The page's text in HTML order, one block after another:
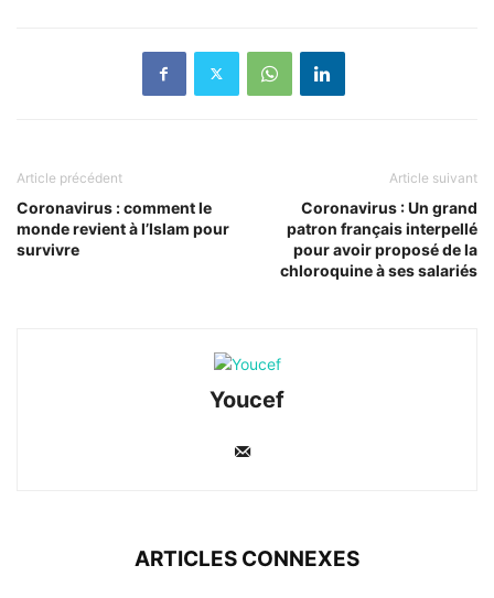
Article précédent
Coronavirus : comment le
monde revient à l’Islam pour
survivre
Article suivant
Coronavirus : Un grand
patron français interpellé
pour avoir proposé de la
chloroquine à ses salariés
Youcef
ARTICLES CONNEXES